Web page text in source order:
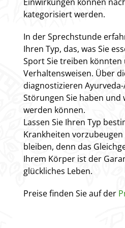
kategorisiert werden.
In der Sprechstunde
Ihren Typ, das, was Sie
Sport Sie treiben
Verhaltensweisen. Über
diagnostizieren
Störungen Sie haben und
werden können.
Lassen Sie Ihren Typ
Krankheiten
bleiben, denn das
Ihrem Körper ist der
glückliches Leben.
Preise finden Sie auf der